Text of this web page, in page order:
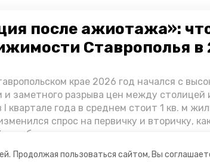
Продолжая пользоваться сайтом, Вы
после ажиотажа»:
Ставрополья в
крае 2026 год начался с
заметного разрыва цен между столицей
квартале года в среднем стоит 1 кв. м
спрос на первичку и вторичку,
собственного жилья в этом году и какие